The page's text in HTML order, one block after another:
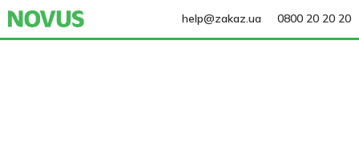
help@zakaz.ua 0800 20 20 20